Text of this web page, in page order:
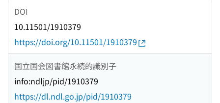
DOI
10.11501/1910379
https://doi.org/10.11501/1910379
国立国会図書館永続的識別子
info:ndljp/pid/1910379
https://dl.ndl.go.jp/pid/1910379